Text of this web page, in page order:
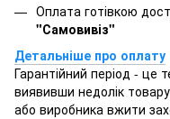
Оплата готівкою
"Самовивіз"
Детальніше про оплату
Гарантійний період - це
виявивши недолік
або виробника вжити